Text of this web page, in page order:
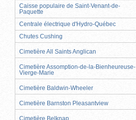
Caisse populaire de Saint-Venant-de-
Paquette
Centrale électrique d'Hydro-Québec
Chutes Cushing
Cimetière All Saints Anglican
Cimetière Assomption-de-la-Bienheureuse-
Vierge-Marie
Cimetière Baldwin-Wheeler
Cimetière Barnston Pleasantview
Cimetière Belknap